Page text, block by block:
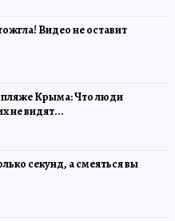
Видео не оставит
пляже Крыма: Что люди
не видят...
секунд, а смеяться вы